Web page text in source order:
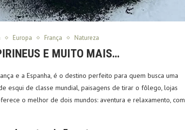
Europa França Natureza
E MUITO MAIS…
e a Espanha, é o destino perfeito para quem busca uma
esqui de classe mundial, paisagens de tirar o fôlego, lojas
o melhor de dois mundos: aventura e relaxamento, com